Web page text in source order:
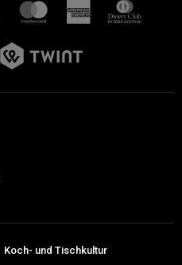
Koch- und Tischkultur